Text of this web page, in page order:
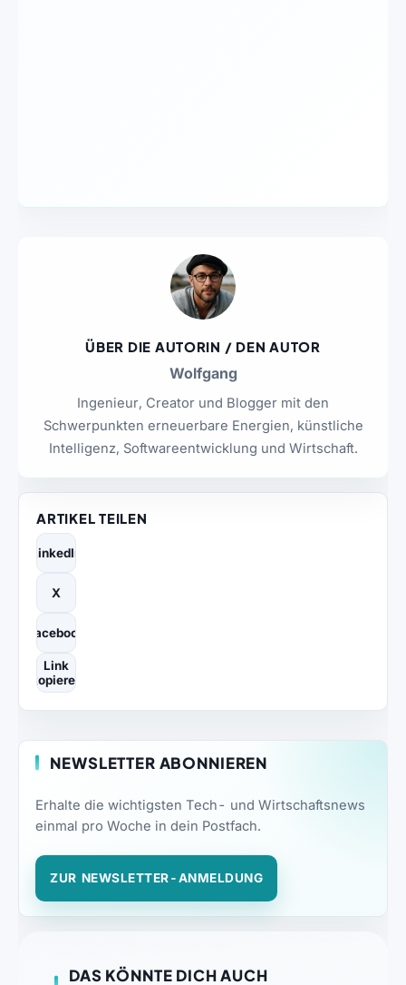
ÜBER DIE AUTORIN / DEN AUTOR
Wolfgang
Ingenieur, Creator und Blogger mit den
Schwerpunkten erneuerbare Energien, künstliche
Intelligenz, Softwareentwicklung und Wirtschaft.
ARTIKEL TEILEN
LinkedIn
X
Facebook
Link
kopieren
NEWSLETTER ABONNIEREN
Erhalte die wichtigsten Tech- und Wirtschaftsnews
einmal pro Woche in dein Postfach.
ZUR NEWSLETTER-ANMELDUNG
DAS KÖNNTE DICH AUCH